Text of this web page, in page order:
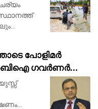
പോളിമർ
ഗവർണർ